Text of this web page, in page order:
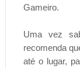
Gameiro.
Uma vez
recomenda
até o lugar,